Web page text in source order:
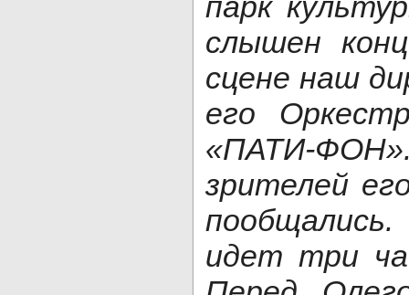
слышен
сцене наш
его
«ПАТИ-
зрителей
идет три